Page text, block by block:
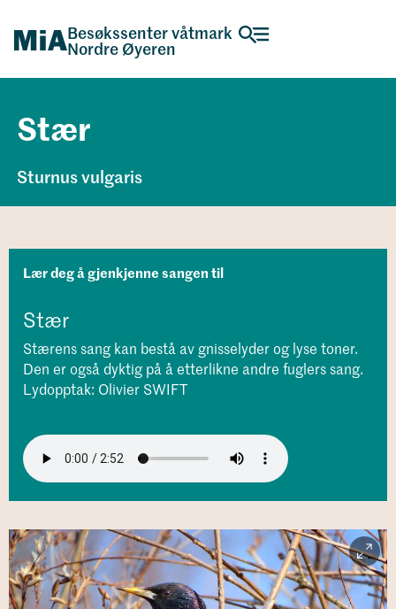
Besøkssenter våtmark
Nordre Øyeren
Stær
Sturnus vulgaris
Lær deg å gjenkjenne sangen til
Stær
Stærens sang kan bestå av gnisselyder og lyse toner.
Den er også dyktig på å etterlikne andre fuglers sang.
Lydopptak: Olivier SWIFT